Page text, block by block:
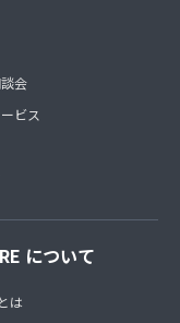
会
ビス
について
は